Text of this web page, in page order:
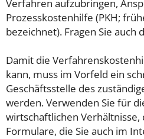
Verfahren aufzubringen,
Prozesskostenhilfe (PKH;
bezeichnet). Fragen Sie auch
Damit die
kann, muss im Vorfeld ein
Geschäftsstelle des
werden. Verwenden Sie für
wirtschaftlichen
Formulare, die Sie auch im